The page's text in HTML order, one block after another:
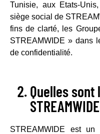
Tunisie, aux Etats-
siège social de
fins de clarté, les
STREAMWIDE » dans
de confidentialité.
Quelles
STREAMWIDE est un